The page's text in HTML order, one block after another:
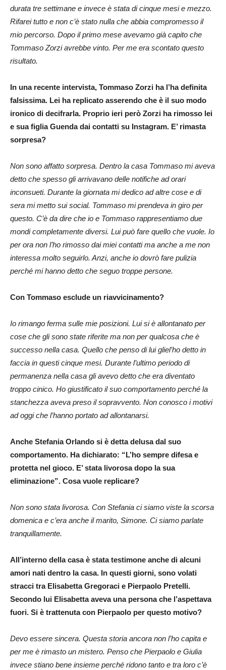
durata tre settimane e invece è stata di cinque mesi e mezzo.
Rifarei tutto e non c’è stato nulla che abbia compromesso il
mio percorso. Dopo il primo mese avevamo già capito che
Tommaso Zorzi avrebbe vinto. Per me era scontato questo
risultato.
In una recente intervista, Tommaso Zorzi ha l’ha definita
falsissima. Lei ha replicato asserendo che è il suo modo
ironico di decifrarla. Proprio ieri però Zorzi ha rimosso lei
e sua figlia Guenda dai contatti su Instagram. E’ rimasta
sorpresa?
Non sono affatto sorpresa. Dentro la casa Tommaso mi aveva
detto che spesso gli arrivavano delle notifiche ad orari
inconsueti. Durante la giornata mi dedico ad altre cose e di
sera mi metto sui social. Tommaso mi prendeva in giro per
questo. C’è da dire che io e Tommaso rappresentiamo due
mondi completamente diversi. Lui può fare quello che vuole. Io
per ora non l’ho rimosso dai miei contatti ma anche a me non
interessa molto seguirlo. Anzi, anche io dovrò fare pulizia
perché mi hanno detto che seguo troppe persone.
Con Tommaso esclude un riavvicinamento?
Io rimango ferma sulle mie posizioni. Lui si è allontanato per
cose che gli sono state riferite ma non per qualcosa che è
successo nella casa. Quello che penso di lui gliel’ho detto in
faccia in questi cinque mesi. Durante l’ultimo periodo di
permanenza nella casa gli avevo detto che era diventato
troppo cinico. Ho giustificato il suo comportamento perché la
stanchezza aveva preso il sopravvento. Non conosco i motivi
ad oggi che l’hanno portato ad allontanarsi.
Anche Stefania Orlando si è detta delusa dal suo
comportamento. Ha dichiarato: “L’ho sempre difesa e
protetta nel gioco. E’ stata livorosa dopo la sua
eliminazione”. Cosa vuole replicare?
Non sono stata livorosa. Con Stefania ci siamo viste la scorsa
domenica e c’era anche il marito, Simone. Ci siamo parlate
tranquillamente.
All’interno della casa è stata testimone anche di alcuni
amori nati dentro la casa. In questi giorni, sono volati
stracci tra Elisabetta Gregoraci e Pierpaolo Pretelli.
Secondo lui Elisabetta aveva una persona che l’aspettava
fuori. Si è trattenuta con Pierpaolo per questo motivo?
Devo essere sincera. Questa storia ancora non l’ho capita e
per me è rimasto un mistero. Penso che Pierpaolo e Giulia
invece stiano bene insieme perché ridono tanto e tra loro c’è